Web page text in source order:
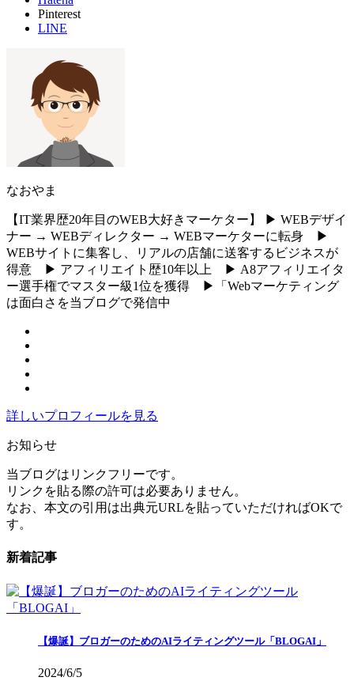
Pinterest
LINE
なおやま
【IT業界歴20年目のWEB大好きマーケター】 ▶︎ WEBデザイ
ナー → WEBディレクター → WEBマーケターに転身 ▶︎
WEBサイトに集客し、リアルの店舗に送客するビジネスが
得意 ▶︎ アフィリエイト歴10年以上 ▶︎ A8アフィリエイタ
ー選手権でマスター級1位を獲得 ▶︎「Webマーケティング
は面白さを当ブログで発信中
詳しいプロフィールを見る
お知らせ
当ブログはリンクフリーです。
リンクを貼る際の許可は必要ありません。
なお、本文の引用は出典元URLを貼っていただければOKで
す。
新着記事
【爆誕】ブロガーのためのAIライティングツール「BLOGAI」
2024/6/5